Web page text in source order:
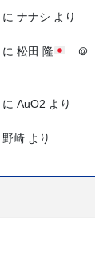
に ナナシ より
に 松田 隆
＠
に AuO2 より
野崎 より